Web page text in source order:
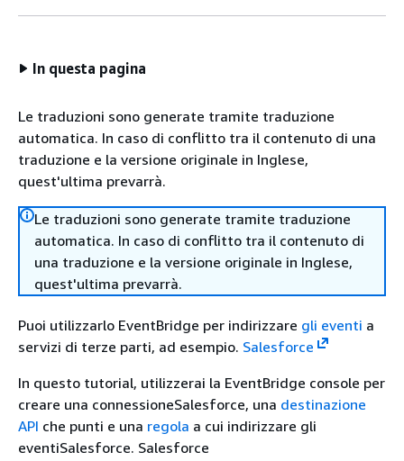
In questa pagina
Le traduzioni sono generate tramite traduzione
automatica. In caso di conflitto tra il contenuto di una
traduzione e la versione originale in Inglese,
quest'ultima prevarrà.
Le traduzioni sono generate tramite traduzione
automatica. In caso di conflitto tra il contenuto di
una traduzione e la versione originale in Inglese,
quest'ultima prevarrà.
Puoi utilizzarlo EventBridge per indirizzare gli eventi a
servizi di terze parti, ad esempio. Salesforce
In questo tutorial, utilizzerai la EventBridge console per
creare una connessioneSalesforce, una destinazione
API che punti e una regola a cui indirizzare gli
eventiSalesforce. Salesforce